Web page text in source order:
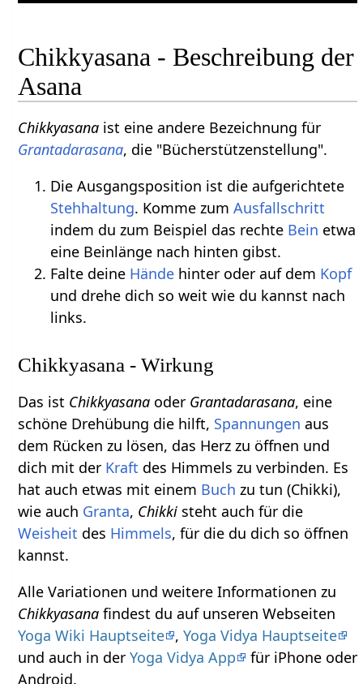
Chikkyasana - Beschreibung der
Asana
Chikkyasana ist eine andere Bezeichnung für
Grantadarasana, die "Bücherstützenstellung".
Die Ausgangsposition ist die aufgerichtete
Stehhaltung. Komme zumAusfallschritt
indem du zum Beispiel das rechte Bein etwa
eine Beinlänge nach hinten gibst.
Falte deine Hände hinter oder auf dem Kopf
und drehe dich so weit wie du kannst nach
links.
Chikkyasana - Wirkung
Das ist Chikkyasana oder Grantadarasana, eine
schöne Drehübung die hilft, Spannungen aus
dem Rücken zu lösen, das Herz zu öffnen und
dich mit der Kraft des Himmels zu verbinden. Es
hat auch etwas mit einem Buch zu tun (Chikki),
wie auch Granta, Chikki steht auch für die
Weisheit des Himmels, für die du dich so öffnen
kannst.
Alle Variationen und weitere Informationen zu
Chikkyasana findest du auf unseren Webseiten
Yoga Wiki Hauptseite ,Yoga Vidya Hauptseite
und auch in derYoga Vidya App
für iPhone oder
Android.